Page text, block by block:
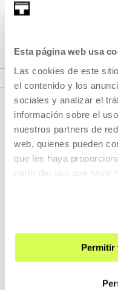
Esta página web usa
Las cookies de este
el contenido y los
sociales y analizar el
información sobre el
nuestros partners de
web, quienes pueden
que les haya
partir del uso que haya
Permitir
centroeuropeo